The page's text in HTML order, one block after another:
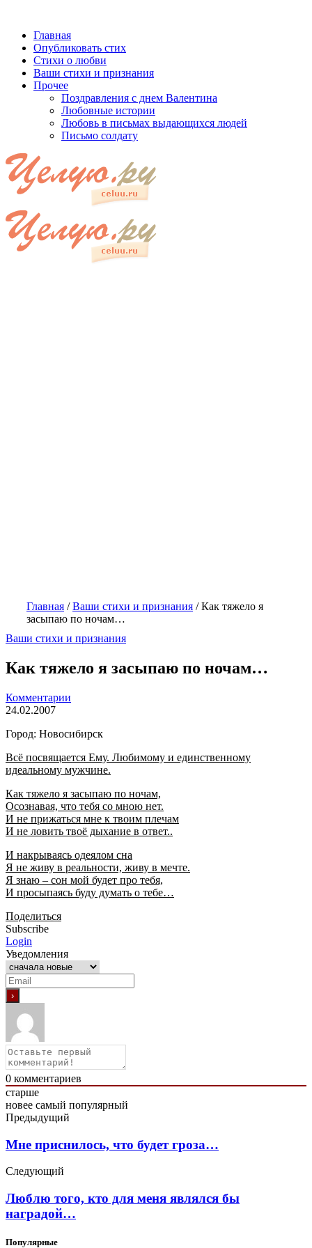
Главная
Опубликовать стих
Стихи о любви
Ваши стихи и признания
Прочее
Поздравления с днем Валентина
Любовные истории
Любовь в письмах выдающихся людей
Письмо солдату
Главная /Ваши стихи и признания /Как тяжело я
засыпаю по ночам…
Ваши стихи и признания
Как тяжело я засыпаю по ночам…
Комментарии
24.02.2007
Город: Новосибирск
Всё посвящается Ему. Любимому и единственному
идеальному мужчине.
Как тяжело я засыпаю по ночам,
Осознавая, что тебя со мною нет.
И не прижаться мне к твоим плечам
И не ловить твоё дыхание в ответ..
И накрываясь одеялом сна
Я не живу в реальности, живу в мечте.
Я знаю – сон мой будет про тебя,
И просыпаясь буду думать о тебе…
Поделиться
Subscribe
Login
Уведомления
0 комментариев
старше
новее самый популярный
Предыдущий
Мне приснилось, что будет гроза…
Следующий
Люблю того, кто для меня являлся бы
наградой…
Популярные